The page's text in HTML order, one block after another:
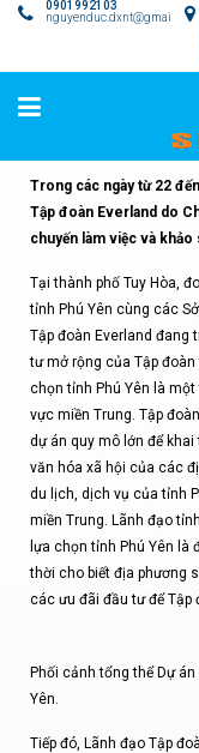
0901992103
nguyenduc.dxnt@gmail.com
Trong các ngày từ 22
Tập đoàn Everland do
chuyến làm việc và
Tại thành phố Tuy Hòa,
tỉnh Phú Yên cùng các
Tập đoàn Everland đang
tư mở rộng của Tập đoàn
chọn tỉnh Phú Yên là
vực miền Trung. Tập
dự án quy mô lớn để
văn hóa xã hội của các
du lịch, dịch vụ của tỉnh
miền Trung. Lãnh đạo
lựa chọn tỉnh Phú Yên là
thời cho biết địa phương
các ưu đãi đầu tư để Tập
Phối cảnh tổng thể Dự
Yên.
Tiếp đó, Lãnh đạo Tập